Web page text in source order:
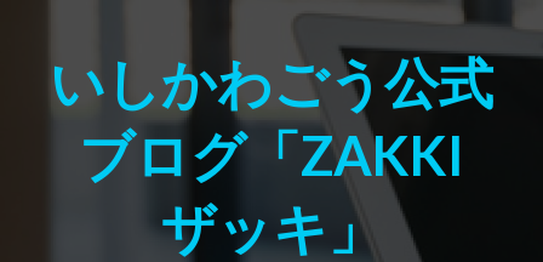
contentいしかわごう公式
ブログ「ZAKKI
ザッキ」